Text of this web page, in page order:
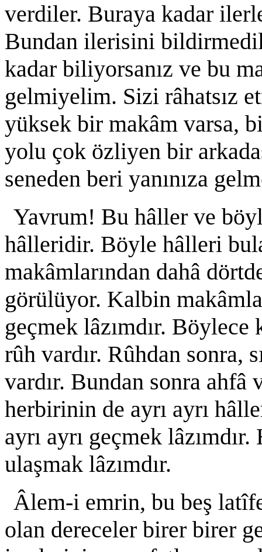
verdiler. Buraya kadar
Bundan ilerisini
kadar biliyorsanız ve bu
gelmiyelim. Sizi râhatsız
yüksek bir makâm varsa,
yolu çok özliyen bir
seneden beri yanınıza
Yavrum! Bu hâller ve
hâlleridir. Böyle hâlleri
makâmlarından dahâ
görülüyor. Kalbin
geçmek lâzımdır.
rûh vardır. Rûhdan sonra,
vardır. Bundan sonra ahfâ
herbirinin de ayrı ayrı
ayrı ayrı geçmek
ulaşmak lâzımdır.
Âlem-i emrin, bu beş
olan dereceler birer birer